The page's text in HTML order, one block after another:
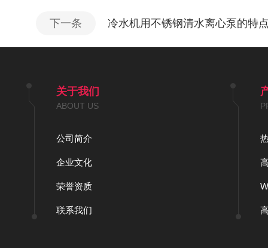
下一条 冷水机用不锈钢清水离心泵的特
关于我们
ABOUT US
公司简介
企业文化
荣誉资质
联系我们